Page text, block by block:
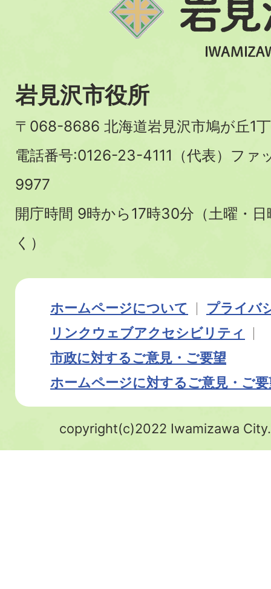
岩見沢市役所
〒068-8686 北海道岩見沢市鳩が丘1
電話番号:0126-23-4111（代表）フ
9977
開庁時間 9時から17時30分（土曜・
く）
ホームページについて
プライバ
リンク ウェブアクセシビリティ
市政に対するご意見・ご要望
ホームページに対するご意見・ご
copyright(c)2022 Iwamizawa